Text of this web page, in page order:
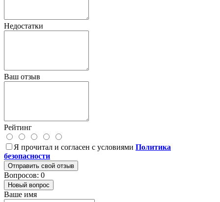
Недостатки
Ваш отзыв
Рейтинг
Я прочитал и согласен с условиями Политика
безопасности
Отправить свой отзыв
Вопросов: 0
Новый вопрос
Ваше имя